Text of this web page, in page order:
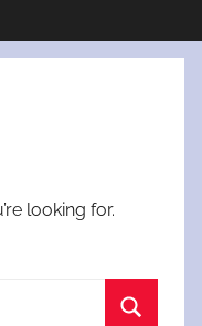
looking for.